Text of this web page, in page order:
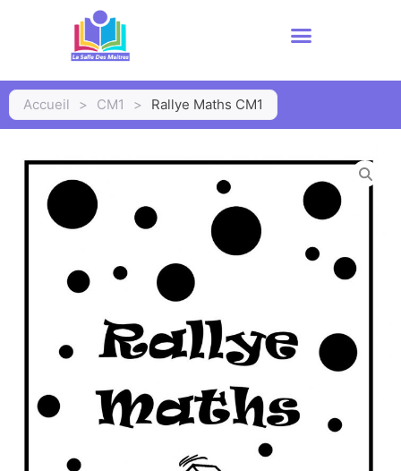
Accueil > CM1 > Rallye Maths CM1